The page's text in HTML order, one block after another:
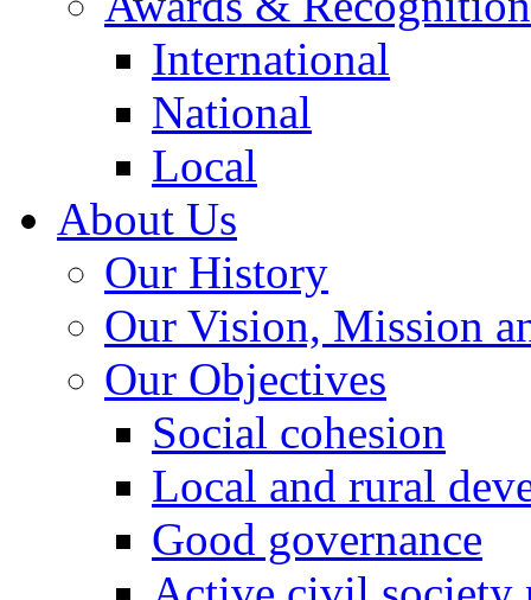
International
National
Local
About Us
Our History
Our Vision, Mission
Our Objectives
Social cohesion
Local and rural
Good governance